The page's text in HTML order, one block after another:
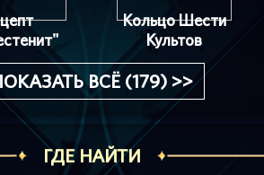
Кольцо Шести
Культов
ВСЁ (179) >>
ГДЕ НАЙТИ